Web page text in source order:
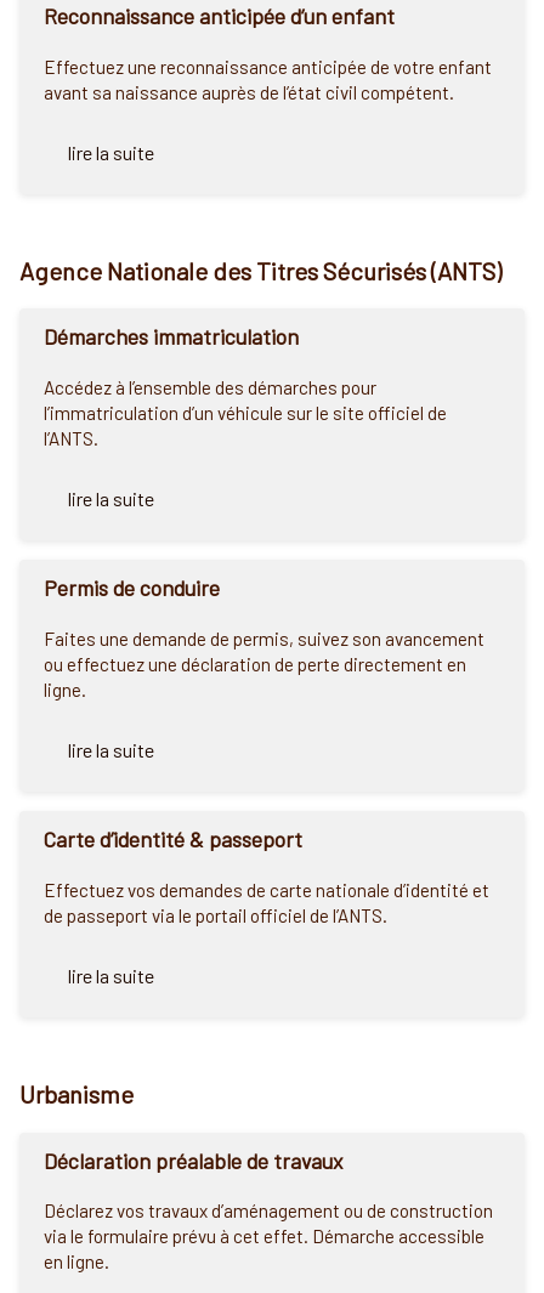
Reconnaissance anticipée d’un enfant
Effectuez une reconnaissance anticipée de votre enfant
avant sa naissance auprès de l’état civil compétent.
lire la suite
Agence Nationale des Titres Sécurisés (ANTS)
Démarches immatriculation
Accédez à l’ensemble des démarches pour
l’immatriculation d’un véhicule sur le site officiel de
l’ANTS.
lire la suite
Permis de conduire
Faites une demande de permis, suivez son avancement
ou effectuez une déclaration de perte directement en
ligne.
lire la suite
Carte d’identité & passeport
Effectuez vos demandes de carte nationale d’identité et
de passeport via le portail officiel de l’ANTS.
lire la suite
Urbanisme
Déclaration préalable de travaux
Déclarez vos travaux d’aménagement ou de construction
via le formulaire prévu à cet effet. Démarche accessible
en ligne.